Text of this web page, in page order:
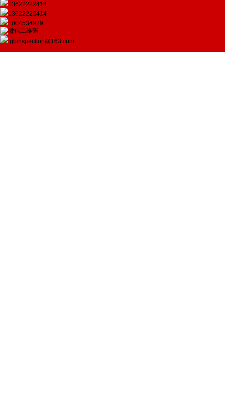
13622222414
13622222414
1004534929
gbinspection@163.com